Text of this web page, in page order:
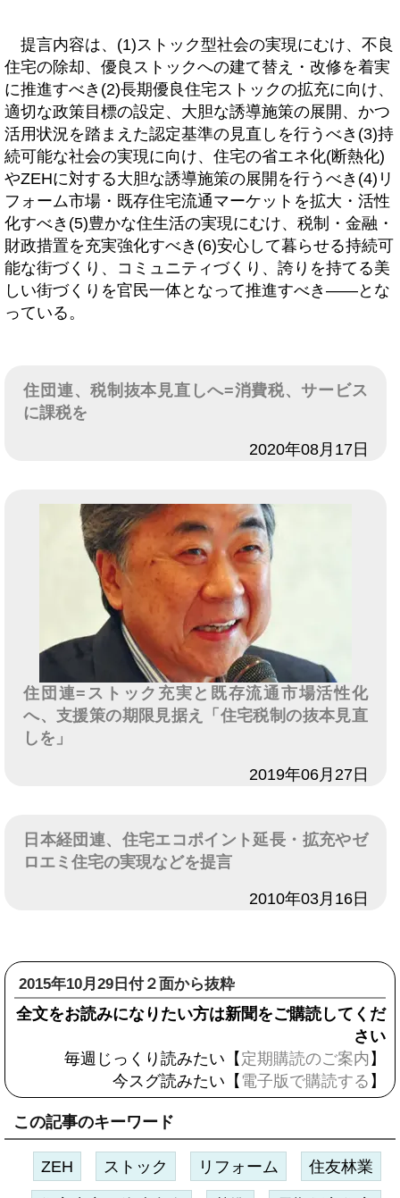
提言内容は、(1)ストック型社会の実現にむけ、不良
住宅の除却、優良ストックへの建て替え・改修を着実
に推進すべき(2)長期優良住宅ストックの拡充に向け、
適切な政策目標の設定、大胆な誘導施策の展開、かつ
活用状況を踏まえた認定基準の見直しを行うべき(3)持
続可能な社会の実現に向け、住宅の省エネ化(断熱化)
やZEHに対する大胆な誘導施策の展開を行うべき(4)リ
フォーム市場・既存住宅流通マーケットを拡大・活性
化すべき(5)豊かな住生活の実現にむけ、税制・金融・
財政措置を充実強化すべき(6)安心して暮らせる持続可
能な街づくり、コミュニティづくり、誇りを持てる美
しい街づくりを官民一体となって推進すべき――とな
っている。
住団連、税制抜本見直しへ=消費税、サービス
に課税を
2020年08月17日
住団連=ストック充実と既存流通市場活性化
へ、支援策の期限見据え「住宅税制の抜本見直
しを」
2019年06月27日
日本経団連、住宅エコポイント延長・拡充やゼ
ロエミ住宅の実現などを提言
2010年03月16日
2015年10月29日付２面から抜粋
全文をお読みになりたい方は新聞をご購読してくだ
さい
毎週じっくり読みたい【 定期購読のご案内 】
今スグ読みたい【 電子版で購読する 】
この記事のキーワード
ZEH ストック リフォーム 住友林業